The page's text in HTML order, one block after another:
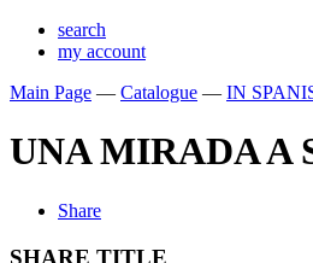
search
my account
Main Page — Catalogue — IN
UNA MIRADA A
Share
SHARE TITLE